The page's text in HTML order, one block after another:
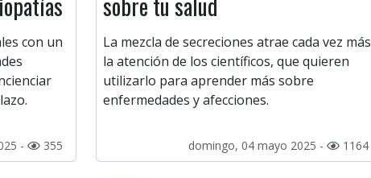
con un
- 355
La mezcla de secreciones atrae cada vez más
la atención de los científicos, que quieren
utilizarlo para aprender más sobre
enfermedades y afecciones.
domingo, 04 mayo 2025 - 1164